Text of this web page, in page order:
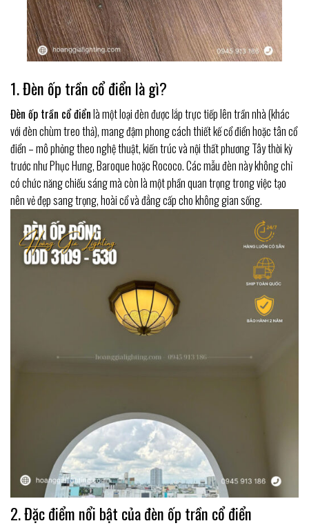
1. Đèn ốp trần cổ điển là gì?
Đèn ốp trần cổ điểnlà một loại đèn được lắp trực tiếp lên trần nhà (khác
với đèn chùm treo thả), mang đậm phong cách thiết kế cổ điển hoặc tân cổ
điển – mô phỏng theo nghệ thuật, kiến trúc và nội thất phương Tây thời kỳ
trước như Phục Hưng, Baroque hoặc Rococo. Các mẫu đèn này không chỉ
có chức năng chiếu sáng mà còn là một phần quan trọng trong việc tạo
nên vẻ đẹp sang trọng, hoài cổ và đẳng cấp cho không gian sống.
2. Đặc điểm nổi bật của đèn ốp trần cổ điển